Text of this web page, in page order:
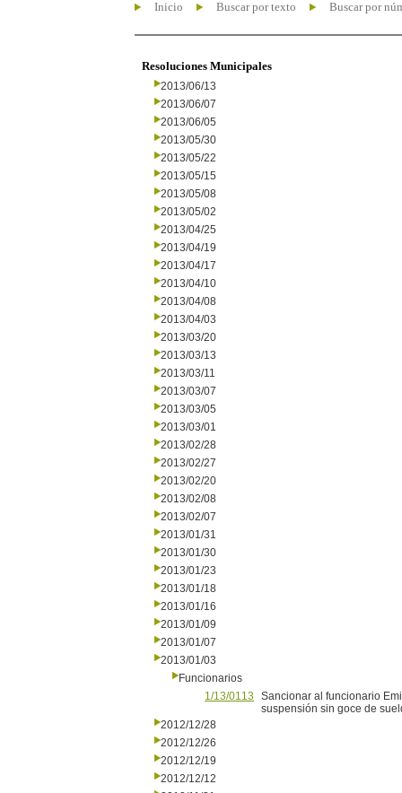
Inicio Buscar por texto Buscar por
Resoluciones Municipales
2013/06/13
2013/06/07
2013/06/05
2013/05/30
2013/05/22
2013/05/15
2013/05/08
2013/05/02
2013/04/25
2013/04/19
2013/04/17
2013/04/10
2013/04/08
2013/04/03
2013/03/20
2013/03/13
2013/03/11
2013/03/07
2013/03/05
2013/03/01
2013/02/28
2013/02/27
2013/02/20
2013/02/08
2013/02/07
2013/01/31
2013/01/30
2013/01/23
2013/01/18
2013/01/16
2013/01/09
2013/01/07
2013/01/03
Funcionarios
1/13/0113
Sancionar al funcionario
suspensión sin goce de
2012/12/28
2012/12/26
2012/12/19
2012/12/12